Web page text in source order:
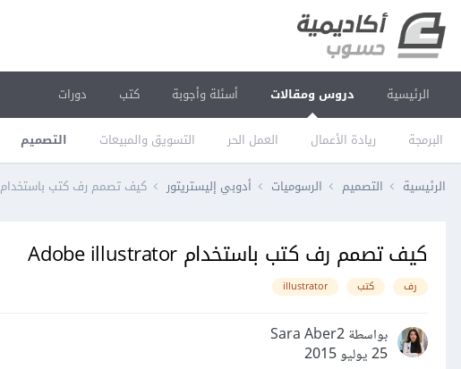
الرئيسية دروس ومقالات
البرمجة ريادة الأعمال العمل الحر التسويق والمبيعات التصميم
أسئلة وأجوبة كتب دورات
الرئيسية التصميم الرسوميات أدوبي إليستريتور كيف تصمم رف كتب باستخدام Adobe illustrator
كيف تصمم رف كتب باستخدام Adobe illustrator
رف كتب illustrator
بواسطة Sara Aber2
25 يوليو 2015